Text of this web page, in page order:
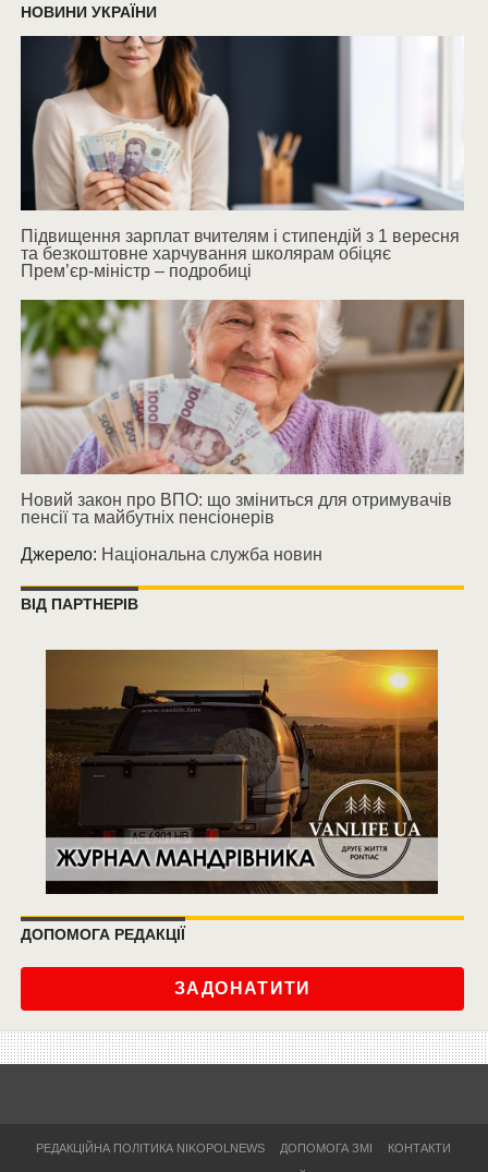
НОВИНИ УКРАЇНИ
Підвищення зарплат вчителям і стипендій з 1 вересня
та безкоштовне харчування школярам обіцяє
Прем’єр-міністр – подробиці
Новий закон про ВПО: що зміниться для отримувачів
пенсії та майбутніх пенсіонерів
Джерело: Національна служба новин
ВІД ПАРТНЕРІВ
ДОПОМОГА РЕДАКЦІЇ
ЗАДОНАТИТИ
РЕДАКЦІЙНА ПОЛІТИКА NIKOPOLNEWS ДОПОМОГА ЗМІ КОНТАКТИ